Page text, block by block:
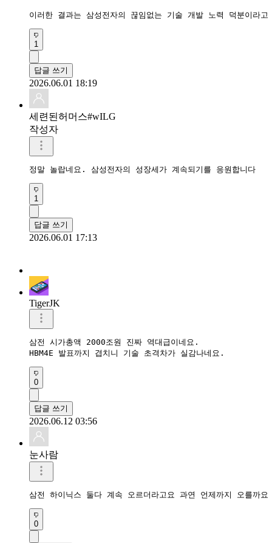
이러한 결과는 삼성전자의 끊임없는 기술 개발 노력 덕분이라고
1
답글 쓰기
2026.06.01 18:19
세련된허머스#wILG
작성자
정말 놀랍네요. 삼성전자의 성장세가 계속되기를 응원합니다
1
답글 쓰기
2026.06.01 17:13
TigerJK
삼전 시가총액 2000조원 진짜 역대급이네요.
HBM4E 발표까지 겹치니 기술 초격차가 실감나네요.
0
답글 쓰기
2026.06.12 03:56
눈사람
삼전 하이닉스 둘다 계속 오르더라고요 과연 언제까지 오를까요
0